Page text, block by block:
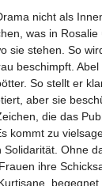
nicht als
was in Rosalie
sie stehen. So
beschimpft.
So stellt er
aber sie
die das
kommt zu
Solidarität. Ohne
ihre
begegnet